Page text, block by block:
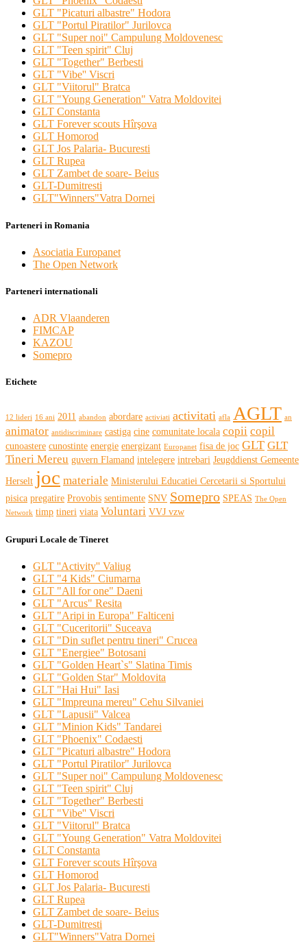
GLT "Picaturi albastre" Hodora
GLT "Portul Piratilor" Jurilovca
GLT "Super noi" Campulung Moldovenesc
GLT "Teen spirit" Cluj
GLT "Together" Berbesti
GLT "Vibe'' Viscri
GLT "Viitorul" Bratca
GLT "Young Generation" Vatra Moldovitei
GLT Constanta
GLT Forever scouts Hîrşova
GLT Homorod
GLT Jos Palaria- Bucuresti
GLT Rupea
GLT Zambet de soare- Beius
GLT-Dumitresti
GLT"Winners"Vatra Dornei
Parteneri in Romania
Asociatia Europanet
The Open Network
Parteneri internationali
ADR Vlaanderen
FIMCAP
KAZOU
Somepro
Etichete
12 lideri 16 ani 2011 abandon abordare activiati activitati afla AGLT an
animator antidiscriminare castiga cine comunitate locala copii copil
cunoastere cunostinte energie energizant Europanet fisa de joc GLT GLT
Tineri Mereu guvern Flamand intelegere intrebari Jeugddienst Gemeente
Herselt joc materiale Ministerului Educatiei Cercetarii si Sportului
pisica pregatire Provobis sentimente SNV Somepro SPEAS The Open
Network timp tineri viata Voluntari VVJ vzw
Grupuri Locale de Tineret
GLT ''Activity'' Valiug
GLT "4 Kids" Ciumarna
GLT "All for one" Daeni
GLT "Arcus" Resita
GLT "Aripi in Europa" Falticeni
GLT "Cuceritorii" Suceava
GLT "Din suflet pentru tineri" Crucea
GLT "Energiee" Botosani
GLT "Golden Heart`s" Slatina Timis
GLT "Golden Star" Moldovita
GLT "Hai Hui" Iasi
GLT "Impreuna mereu" Cehu Silvaniei
GLT "Lapusii" Valcea
GLT "Minion Kids" Tandarei
GLT "Phoenix" Codaesti
GLT "Picaturi albastre" Hodora
GLT "Portul Piratilor" Jurilovca
GLT "Super noi" Campulung Moldovenesc
GLT "Teen spirit" Cluj
GLT "Together" Berbesti
GLT "Vibe'' Viscri
GLT "Viitorul" Bratca
GLT "Young Generation" Vatra Moldovitei
GLT Constanta
GLT Forever scouts Hîrşova
GLT Homorod
GLT Jos Palaria- Bucuresti
GLT Rupea
GLT Zambet de soare- Beius
GLT-Dumitresti
GLT"Winners"Vatra Dornei